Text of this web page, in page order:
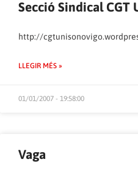
Secció Sindical CGT
http://
LLEGIR MÉS »
01/01/2007 - 19:58:00
Vaga